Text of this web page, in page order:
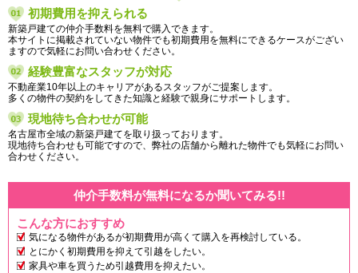
初期費用を抑えられる
新築戸建ての仲介手数料を無料で購入できます。
本サイトに掲載されていない物件でも初期費用を無料にできるケースがござい
ますので気軽にお問い合わせください。
経験豊富なスタッフが対応
不動産業10年以上のキャリアがあるスタッフがご提案します。
多くの物件の契約をしてきた知識と経験で親身にサポートします。
現地待ち合わせが可能
名古屋市全域の新築戸建てを取り扱っております。
現地待ち合わせも可能ですので、弊社の店舗から離れた物件でも気軽にお問い
合わせください。
仲介手数料が無料になるか聞いてみる!!
こんな方におすすめ
気になる物件があるが初期費用が高くて購入を再検討している。
とにかく初期費用を抑えて引越をしたい。
家具や車を買うため引越費用を抑えたい。